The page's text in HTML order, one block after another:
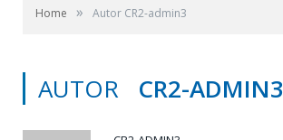
Home » Autor CR2-admin3
AUTOR CR2-ADMIN3